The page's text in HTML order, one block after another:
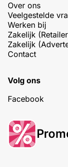
Over ons
Veelgestelde
Werken bij
Zakelijk
Zakelijk
Contact
Volg ons
Facebook